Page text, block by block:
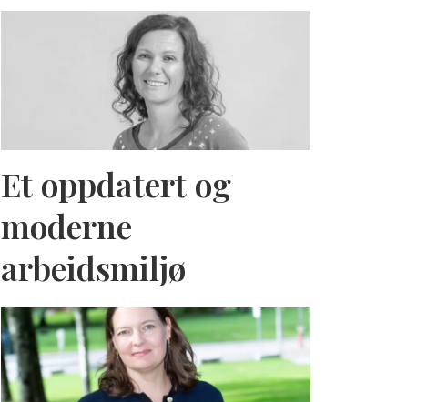
Et oppdatert og
moderne
arbeidsmiljø